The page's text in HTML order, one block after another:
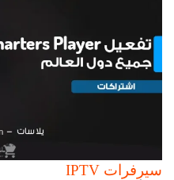
سيرفرات IPTV